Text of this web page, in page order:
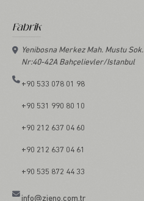
Fabrik
Yenibosna Merkez Mah. Mustu Sok.
Nr:40-42A Bahçelievler/Istanbul
+90 533 078 01 98
+90 531 990 80 10
+90 212 637 04 60
+90 212 637 04 61
+90 535 872 44 33
info@zieno.com.tr